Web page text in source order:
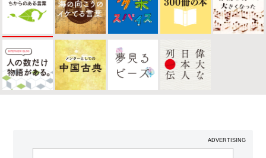
ADVERTISING